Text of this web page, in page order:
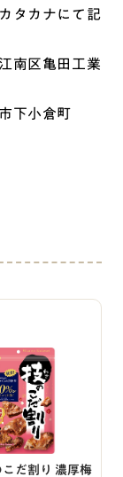
タカナにて記
南区亀田工業
下小倉町
だ割り 濃厚梅